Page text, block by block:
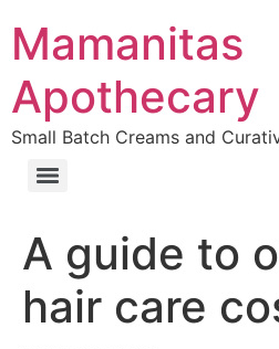
content
Mamanitas
Apothecary
Small Batch Creams and
A guide to
hair care